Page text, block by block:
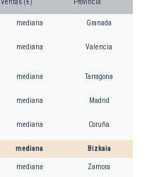
Ventas (€) Provincia
mediana Granada
mediana Valencia
mediana Tarragona
mediana Madrid
mediana Coruña
mediana Bizkaia
mediana Zamora